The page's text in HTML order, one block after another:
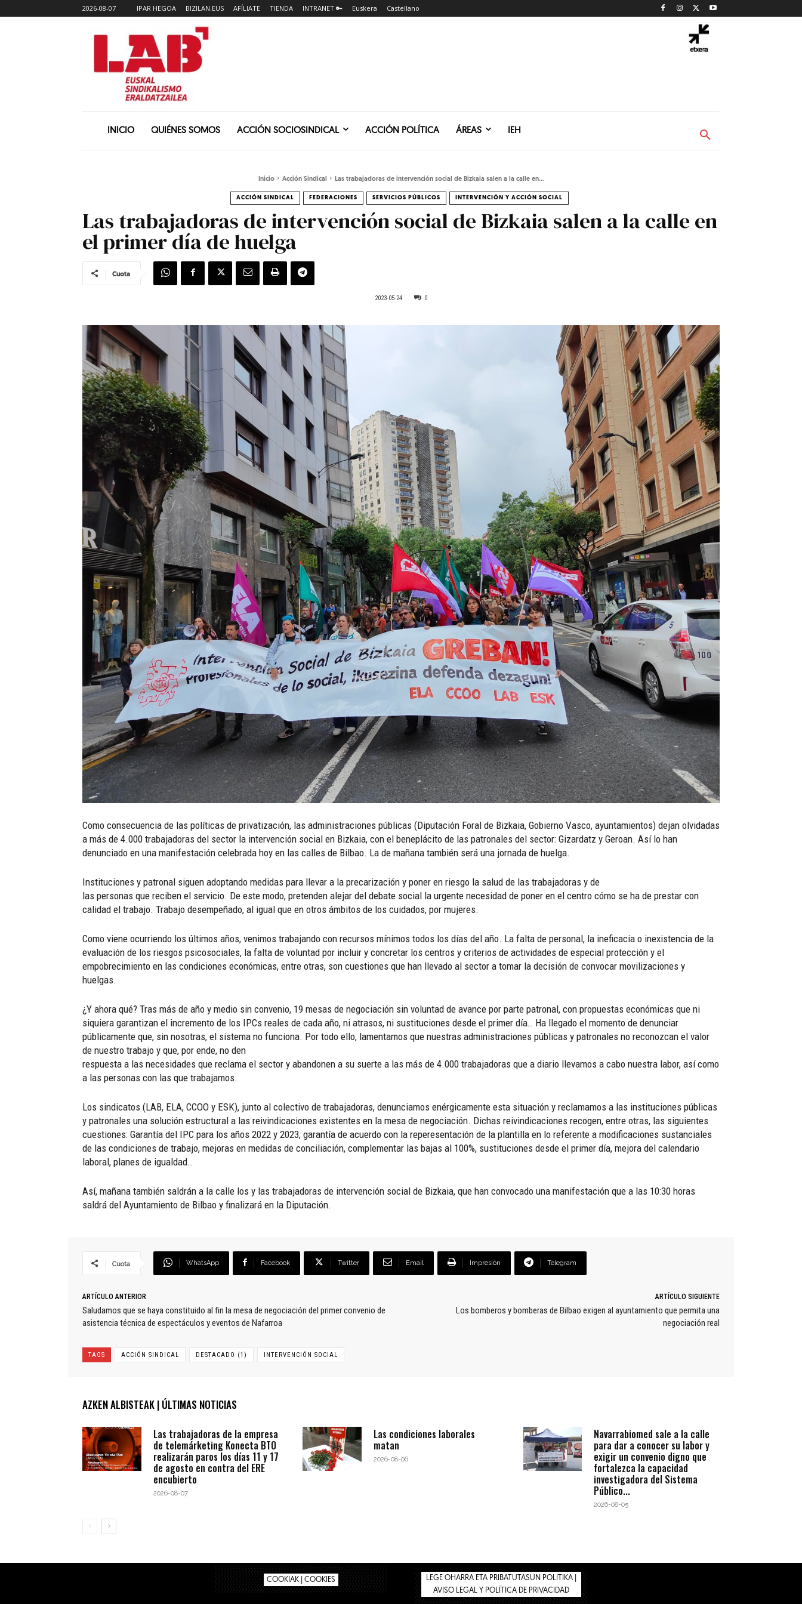
2026-08-07 IPAR HEGOA BIZILAN.EUS AFÍLIATE TIENDA INTRANET 🔑 Euskera Castellano
INICIO QUIÉNES SOMOS ACCIÓN SOCIOSINDICAL ACCIÓN POLÍTICA ÁREAS IEH
Inicio Acción Sindical Las trabajadoras de intervención social de Bizkaia salen a la calle en...
ACCIÓN SINDICAL FEDERACIONES SERVICIOS PÚBLICOS INTERVENCIÓN Y ACCIÓN SOCIAL
Las trabajadoras de intervención social de Bizkaia salen a la calle en
el primer día de huelga
Cuota
2023-05-24 0
Como consecuencia de las políticas de privatización, las administraciones públicas (Diputación Foral de Bizkaia, Gobierno Vasco, ayuntamientos) dejan olvidadas
a más de 4.000 trabajadoras del sector la intervención social en Bizkaia, con el beneplácito de las patronales del sector: Gizardatz y Geroan. Así lo han
denunciado en una manifestación celebrada hoy en las calles de Bilbao. La de mañana también será una jornada de huelga.
Instituciones y patronal siguen adoptando medidas para llevar a la precarización y poner en riesgo la salud de las trabajadoras y de
las personas que reciben el servicio. De este modo, pretenden alejar del debate social la urgente necesidad de poner en el centro cómo se ha de prestar con
calidad el trabajo. Trabajo desempeñado, al igual que en otros ámbitos de los cuidados, por mujeres.
Como viene ocurriendo los últimos años, venimos trabajando con recursos mínimos todos los días del año. La falta de personal, la ineficacia o inexistencia de la
evaluación de los riesgos psicosociales, la falta de voluntad por incluir y concretar los centros y criterios de actividades de especial protección y el
empobrecimiento en las condiciones económicas, entre otras, son cuestiones que han llevado al sector a tomar la decisión de convocar movilizaciones y
huelgas.
¿Y ahora qué? Tras más de año y medio sin convenio, 19 mesas de negociación sin voluntad de avance por parte patronal, con propuestas económicas que ni
siquiera garantizan el incremento de los IPCs reales de cada año, ni atrasos, ni sustituciones desde el primer día… Ha llegado el momento de denunciar
públicamente que, sin nosotras, el sistema no funciona. Por todo ello, lamentamos que nuestras administraciones públicas y patronales no reconozcan el valor
de nuestro trabajo y que, por ende, no den
respuesta a las necesidades que reclama el sector y abandonen a su suerte a las más de 4.000 trabajadoras que a diario llevamos a cabo nuestra labor, así como
a las personas con las que trabajamos.
Los sindicatos (LAB, ELA, CCOO y ESK), junto al colectivo de trabajadoras, denunciamos enérgicamente esta situación y reclamamos a las instituciones públicas
y patronales una solución estructural a las reivindicaciones existentes en la mesa de negociación. Dichas reivindicaciones recogen, entre otras, las siguientes
cuestiones: Garantía del IPC para los años 2022 y 2023, garantía de acuerdo con la reperesentación de la plantilla en lo referente a modificaciones sustanciales
de las condiciones de trabajo, mejoras en medidas de conciliación, complementar las bajas al 100%, sustituciones desde el primer día, mejora del calendario
laboral, planes de igualdad…
Así, mañana también saldrán a la calle los y las trabajadoras de intervención social de Bizkaia, que han convocado una manifestación que a las 10:30 horas
saldrá del Ayuntamiento de Bilbao y finalizará en la Diputación.
Cuota WhatsApp Facebook Twitter Email Impresión Telegram
ARTÍCULO ANTERIOR
Saludamos que se haya constituido al fin la mesa de negociación del primer convenio de
asistencia técnica de espectáculos y eventos de Nafarroa
ARTÍCULO SIGUIENTE
Los bomberos y bomberas de Bilbao exigen al ayuntamiento que permita una
negociación real
TAGS ACCIÓN SINDICAL DESTACADO (1) INTERVENCIÓN SOCIAL
AZKEN ALBISTEAK | ÚLTIMAS NOTICIAS
Las trabajadoras de la empresa
de telemárketing Konecta BTO
realizarán paros los días 11 y 17
de agosto en contra del ERE
encubierto
2026-08-07
Las condiciones laborales
matan
2026-08-06
Navarrabiomed sale a la calle
para dar a conocer su labor y
exigir un convenio digno que
fortalezca la capacidad
investigadora del Sistema
Público...
2026-08-05
COOKIAK | COOKIES
LEGE OHARRA ETA PRIBATUTASUN POLITIKA |
AVISO LEGAL Y POLÍTICA DE PRIVACIDAD